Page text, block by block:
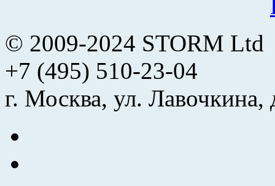
© 2009-2024 STORM Ltd
+7 (495) 510-23-04
г. Москва, ул.